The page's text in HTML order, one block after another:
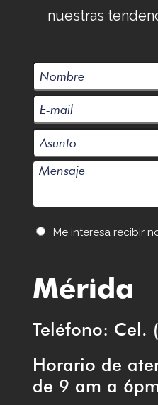
nuestras
Me interesa recibir
Mérida
Teléfono: Cel.
Horario de
de 9 am a